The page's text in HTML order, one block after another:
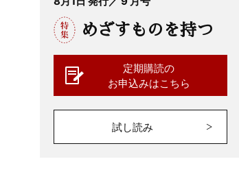
めざすものを持つ
定期購読の
お申込みはこちら
試し読み